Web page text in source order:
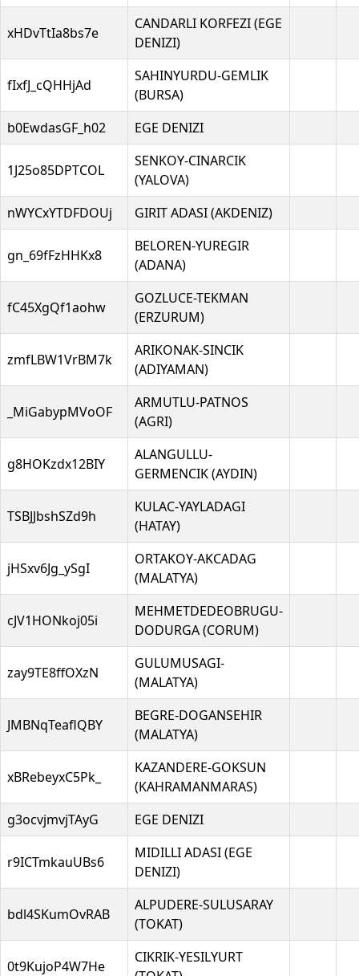
xHDvTtIa8bs7e
CANDARLI KORFEZI (EGE
DENIZI)
fIxfJ_cQHHjAd
SAHINYURDU-GEMLIK
(BURSA)
b0EwdasGF_h02
EGE DENIZI
1J25o85DPTCOL
SENKOY-CINARCIK
(YALOVA)
nWYCxYTDFDOUj
GIRIT ADASI (AKDENIZ)
gn_69fFzHHKx8
BELOREN-YUREGIR
(ADANA)
fC45XgQf1aohw
GOZLUCE-TEKMAN
(ERZURUM)
zmfLBW1VrBM7k
ARIKONAK-SINCIK
(ADIYAMAN)
_MiGabypMVoOF
ARMUTLU-PATNOS
(AGRI)
g8HOKzdx12BIY
ALANGULLU-
GERMENCIK (AYDIN)
TSBJJbshSZd9h
KULAC-YAYLADAGI
(HATAY)
jHSxv6Jg_ySgI
ORTAKOY-AKCADAG
(MALATYA)
cJV1HONkoj05i
MEHMETDEDEOBRUGU-
DODURGA (CORUM)
zay9TE8ffOXzN
GULUMUSAGI-
(MALATYA)
JMBNqTeaflQBY
BEGRE-DOGANSEHIR
(MALATYA)
xBRebeyxC5Pk_
KAZANDERE-GOKSUN
(KAHRAMANMARAS)
g3ocvjmvjTAyG
EGE DENIZI
r9ICTmkauUBs6
MIDILLI ADASI (EGE
DENIZI)
bdl4SKumOvRAB
ALPUDERE-SULUSARAY
(TOKAT)
0t9KujoP4W7He
CIKRIK-YESILYURT